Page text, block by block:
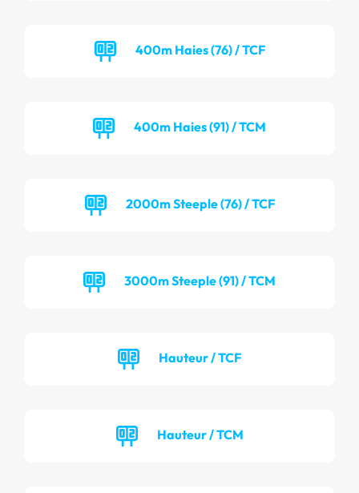
400m Haies (76) / TCF
400m Haies (91) / TCM
2000m Steeple (76) / TCF
3000m Steeple (91) / TCM
Hauteur / TCF
Hauteur / TCM